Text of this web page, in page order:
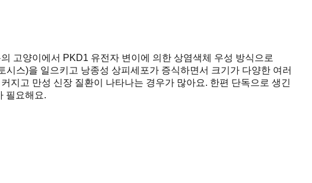
고양이에서 PKD1 유전자 변이에 의한 상염색체 우성 방식으로
스)을 일으키고 낭종성 상피세포가 증식하면서 크기가 다양한 여러
지고 만성 신장 질환이 나타나는 경우가 많아요. 한편 단독으로 생긴
필요해요.